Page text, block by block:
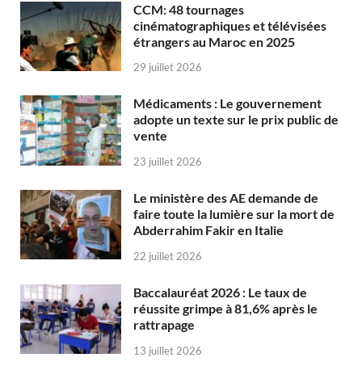
CCM: 48 tournages
cinématographiques et télévisées
étrangers au Maroc en 2025
29 juillet 2026
Médicaments : Le gouvernement
adopte un texte sur le prix public de
vente
23 juillet 2026
Le ministère des AE demande de
faire toute la lumière sur la mort de
Abderrahim Fakir en Italie
22 juillet 2026
Baccalauréat 2026 : Le taux de
réussite grimpe à 81,6% après le
rattrapage
13 juillet 2026